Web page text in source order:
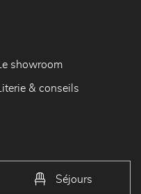
Le showroom
Literie & conseils
Séjours